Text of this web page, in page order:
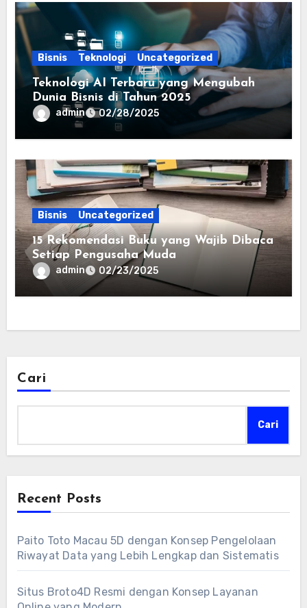
Bisnis Teknologi Uncategorized
Teknologi AI Terbaru yang Mengubah
Dunia Bisnis di Tahun 2025
admin 02/28/2025
Bisnis Uncategorized
15 Rekomendasi Buku yang Wajib Dibaca
Setiap Pengusaha Muda
admin 02/23/2025
Cari
Cari
Recent Posts
Paito Toto Macau 5D dengan Konsep Pengelolaan
Riwayat Data yang Lebih Lengkap dan Sistematis
Situs Broto4D Resmi dengan Konsep Layanan